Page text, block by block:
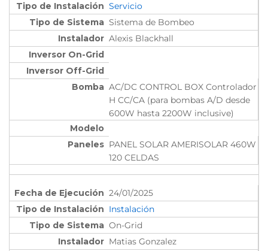
Servicio
Sistema de Bombeo
Alexis Blackhall
AC/DC CONTROL BOX Controlador
H CC/CA (para bombas A/D desde
600W hasta 2200W inclusive)
PANEL SOLAR AMERISOLAR 460W
120 CELDAS
24/01/2025
Instalación
On-Grid
Matias Gonzalez